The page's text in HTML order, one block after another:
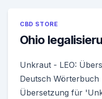
CBD STORE
Ohio
Unkraut - LEO:
Deutsch Wörterbuch
Übersetzung für